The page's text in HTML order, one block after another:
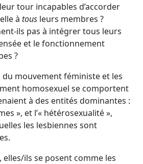
tour incapables d’accorder
à tous leurs membres ?
ils pas à intégrer tous leurs
et le fonctionnement
?
du mouvement féministe et les
homosexuel se comportent
à des entités dominantes :
», et l’« hétérosexualité »,
les lesbiennes sont
ils se posent comme les